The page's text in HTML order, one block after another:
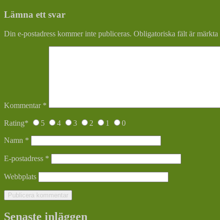
Lämna ett svar
Din e-postadress kommer inte publiceras. Obligatoriska fält är märkta
Kommentar *
Rating* 5 4 3 2 1 0
Namn *
E-postadress *
Webbplats
Senaste inläggen